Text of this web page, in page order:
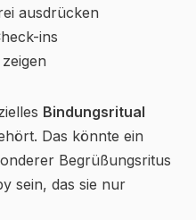
ausdrücken
ins
Bindungsritual
Das könnte ein
Begrüßungsritus
sein, das sie nur